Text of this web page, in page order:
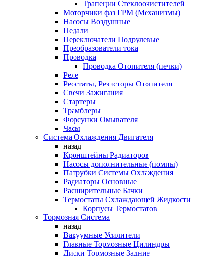
Трапеции Стеклоочистителей
Моторчики фаз ГРМ (Механизмы)
Насосы Воздушные
Педали
Переключатели Подрулевые
Преобразователи тока
Проводка
Проводка Отопителя (печки)
Реле
Реостаты, Резисторы Отопителя
Свечи Зажигания
Стартеры
Трамблеры
Форсунки Омывателя
Часы
Система Охлаждения Двигателя
назад
Кронштейны Радиаторов
Насосы дополнительные (помпы)
Патрубки Системы Охлаждения
Радиаторы Основные
Расширительные Бачки
Термостаты Охлаждающей Жидкости
Корпусы Термостатов
Тормозная Система
назад
Вакуумные Усилители
Главные Тормозные Цилиндры
Диски Тормозные Задние